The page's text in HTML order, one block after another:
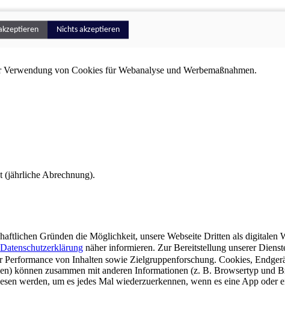
von Cookies für Webanalyse und Werbemaßnahmen.
(jährliche Abrechnung).
Gründen die Möglichkeit, unsere Webseite Dritten als digitalen
Datenschutzerklärung näher informieren. Zur Bereitstellung unserer
von Inhalten sowie Zielgruppenforschung. Cookies,
können zusammen mit anderen Informationen (z. B. Browsertyp und
werden, um es jedes Mal wiederzuerkennen, wenn es eine App
Nichts akzeptieren